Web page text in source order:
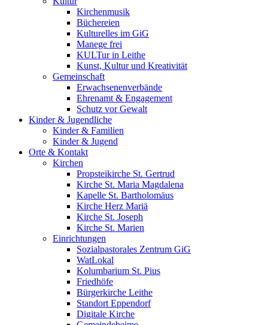
Kirchenmusik
Büchereien
Kulturelles im GiG
Manege frei
KULTur in Leithe
Kunst, Kultur und Kreativität
Gemeinschaft
Erwachsenenverbände
Ehrenamt & Engagement
Schutz vor Gewalt
Kinder & Jugendliche
Kinder & Familien
Kinder & Jugend
Orte & Kontakt
Kirchen
Propsteikirche St. Gertrud
Kirche St. Maria Magdalena
Kapelle St. Bartholomäus
Kirche Herz Mariä
Kirche St. Joseph
Kirche St. Marien
Einrichtungen
Sozialpastorales Zentrum GiG
WatLokal
Kolumbarium St. Pius
Friedhöfe
Bürgerkirche Leithe
Standort Eppendorf
Digitale Kirche